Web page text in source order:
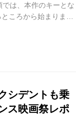
は、本作のキーとな
ころから始まりま
満たされない現実を
主題歌タイアップと
シデントも乗
ス映画祭レポ